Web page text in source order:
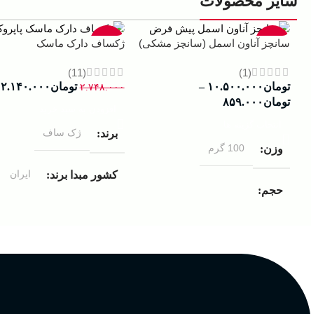
-13%
سانچز آناون اسمل (سانچز مشکی)
(1)
تومان ۱۰.۵۰۰.۰۰۰ –
تومان ۸۵۹.۰۰۰
وزن 100 گرم
حجم
-22%
ژکساف دارک ماسک
(11)
۲.۷۴۸.۰۰۰ تومان ۲.۱۴۰.۰۰۰
برند ژک ساف
کشور مبدا برند ایران
گروه بویایی